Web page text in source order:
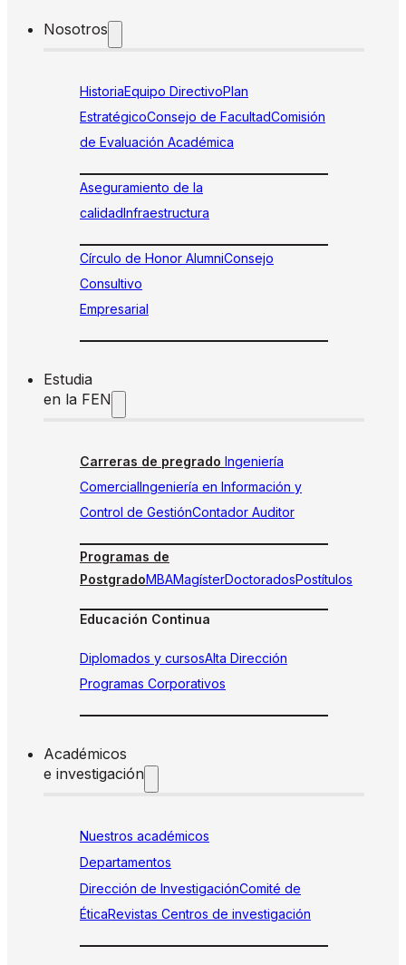
Nosotros
HistoriaEquipo DirectivoPlan
EstratégicoConsejo de FacultadComisión
de Evaluación Académica
Aseguramiento de la
calidadInfraestructura
Círculo de Honor AlumniConsejo
Consultivo
Empresarial
Estudia
en la FEN
Carreras de pregrado Ingeniería
ComercialIngeniería en Información y
Control de GestiónContador Auditor
Programas de
PostgradoMBAMagísterDoctoradosPostítulos
Educación Continua
Diplomados y cursosAlta Dirección
Programas Corporativos
Académicos
e investigación
Nuestros académicos
Departamentos
Dirección de InvestigaciónComité de
ÉticaRevistas Centros de investigación